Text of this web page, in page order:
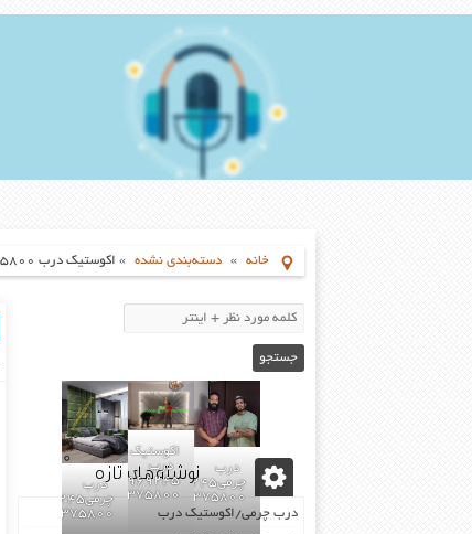
خانه » دسته‌بندی نشده » اکوستیک درب ۰۹۱۹۶۳۷۵۸۰۰-۰۹۳۰۷۸۰۱۷۸۸
درب
چرمی02155969245-
09196375800
اکوستیک
درب
02155969245-
09196375800
درب
09196375800
نوشته‌های تازه
درب چرمی/اکوستیک درب